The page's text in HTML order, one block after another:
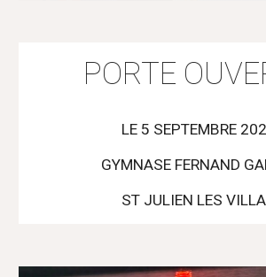
PORTE
LE 5 SEPTEMBRE
GYMNASE FERNAND
ST JULIEN LES